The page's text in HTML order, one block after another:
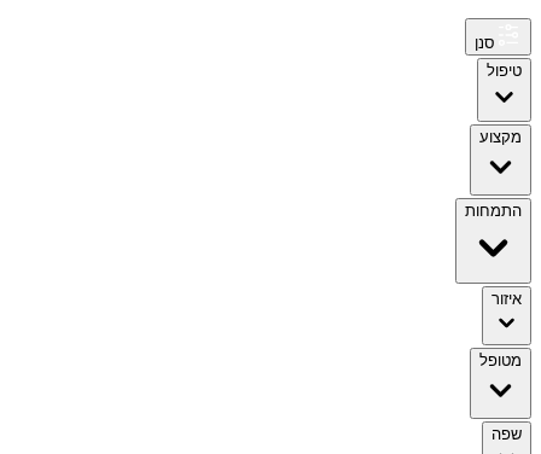
סנן
טיפול
מקצוע
התמחות
איזור
מטופל
שפה